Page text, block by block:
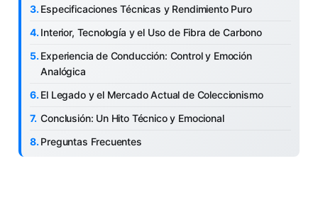
Especificaciones Técnicas y Rendimiento Puro
Interior, Tecnología y el Uso de Fibra de Carbono
Experiencia de Conducción: Control y Emoción
Analógica
El Legado y el Mercado Actual de Coleccionismo
Conclusión: Un Hito Técnico y Emocional
Preguntas Frecuentes